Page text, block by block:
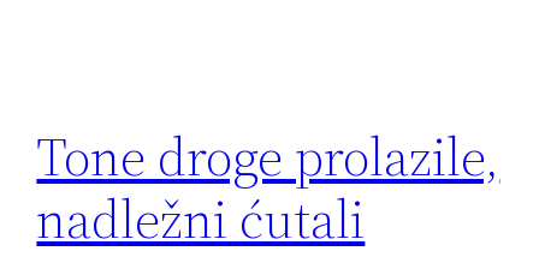
Tone droge prolazile,
nadležni ćutali